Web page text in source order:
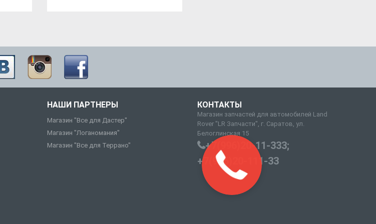
НАШИ ПАРТНЕРЫ
Магазин "Все для Дастер"
Магазин "Логаномания"
Магазин "Все для Террано"
КОНТАКТЫ
Магазин запчастей для автомобилей Land
Rover "LR Запчасти", г. Саратов, ул.
Белоглинская 15
+7(996)20-11-333;
+7(996)20-111-33